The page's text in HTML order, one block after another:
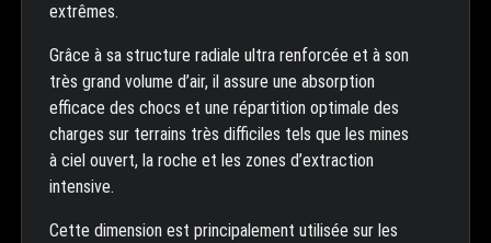
extrêmes.
Grâce à sa structure radiale ultra renforcée et à son
très grand volume d’air, il assure une absorption
efficace des chocs et une répartition optimale des
charges sur terrains très difficiles tels que les mines
à ciel ouvert, la roche et les zones d’extraction
intensive.
Cette dimension est principalement utilisée sur les